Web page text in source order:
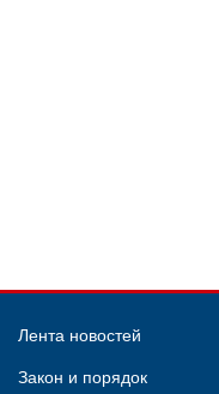
Лента новостей
Закон и порядок